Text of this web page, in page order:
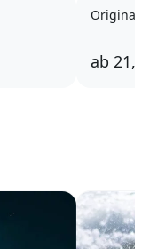
Original
ab